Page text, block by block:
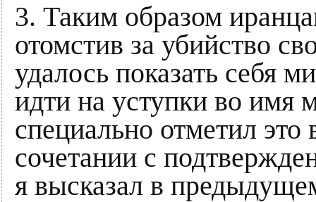
3. Таким образом
отомстив за убийство
удалось показать себя
идти на уступки во имя
специально отметил
сочетании с
я высказал в